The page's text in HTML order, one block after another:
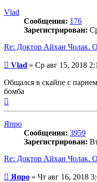
Vlad
Сообщения: 176
Зарегистрирован:
Re: Доктор Айхан Чолак.
Сообщение
Vlad » Ср авг 15, 2018
Общался в скайпе с
бомба
Япро
Сообщения: 3959
Зарегистрирован:
Re: Доктор Айхан Чолак.
Сообщение
Япро » Чт авг 16, 2018